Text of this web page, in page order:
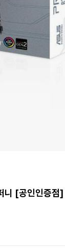
니 [공인인증점]